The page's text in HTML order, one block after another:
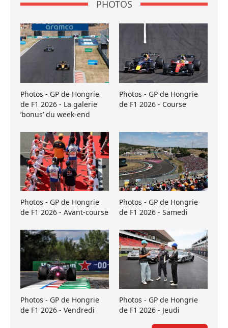
PHOTOS
Photos - GP de Hongrie
de F1 2026 - La galerie
’bonus’ du week-end
Photos - GP de Hongrie
de F1 2026 - Course
Photos - GP de Hongrie
de F1 2026 - Avant-course
Photos - GP de Hongrie
de F1 2026 - Samedi
Photos - GP de Hongrie
de F1 2026 - Vendredi
Photos - GP de Hongrie
de F1 2026 - Jeudi